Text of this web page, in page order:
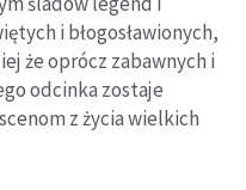
i błogosławionych,
że oprócz zabawnych i
odcinka zostaje
z życia wielkich